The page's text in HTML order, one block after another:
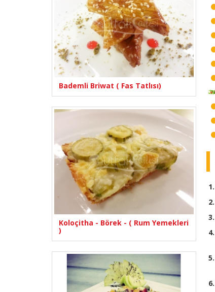
Bademli Briwat ( Fas Tatlısı)
Koloçitha - Börek - ( Rum Yemekleri
)